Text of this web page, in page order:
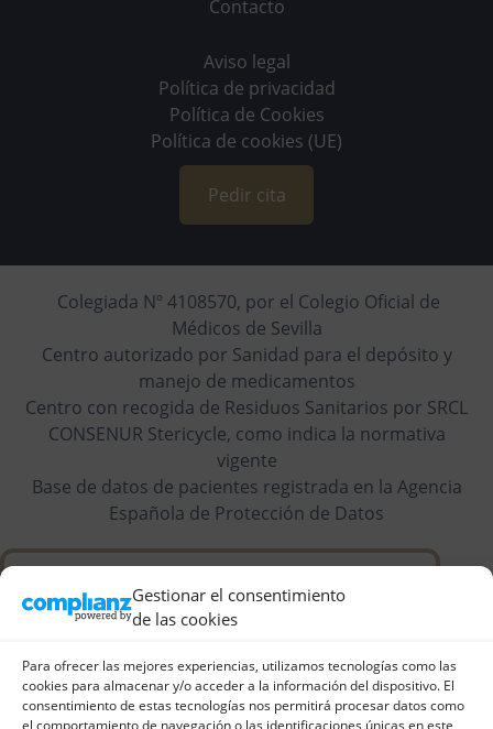
Gestionar el consentimiento
de las cookies
Para ofrecer las mejores experiencias, utilizamos tecnologías como las
cookies para almacenar y/o acceder a la información del dispositivo. El
consentimiento de estas tecnologías nos permitirá procesar datos como
el comportamiento de navegación o las identificaciones únicas en este
Contacto
Aviso legal
Política de privacidad
Política de Cookies
Política de cookies (UE)
Pedir cita
Colegiada Nº 4108570, por el Colegio Oficial de
Médicos de Sevilla
Centro autorizado por Sanidad para el depósito y
manejo de medicamentos
Centro con recogida de Residuos Sanitarios por SRCL
CONSENUR Stericycle, como indica la normativa
vigente
Base de datos de pacientes registrada en la Agencia
Española de Protección de Datos